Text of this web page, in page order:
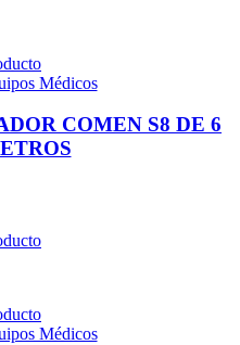
Médicos
COMEN S8 DE 6
Médicos